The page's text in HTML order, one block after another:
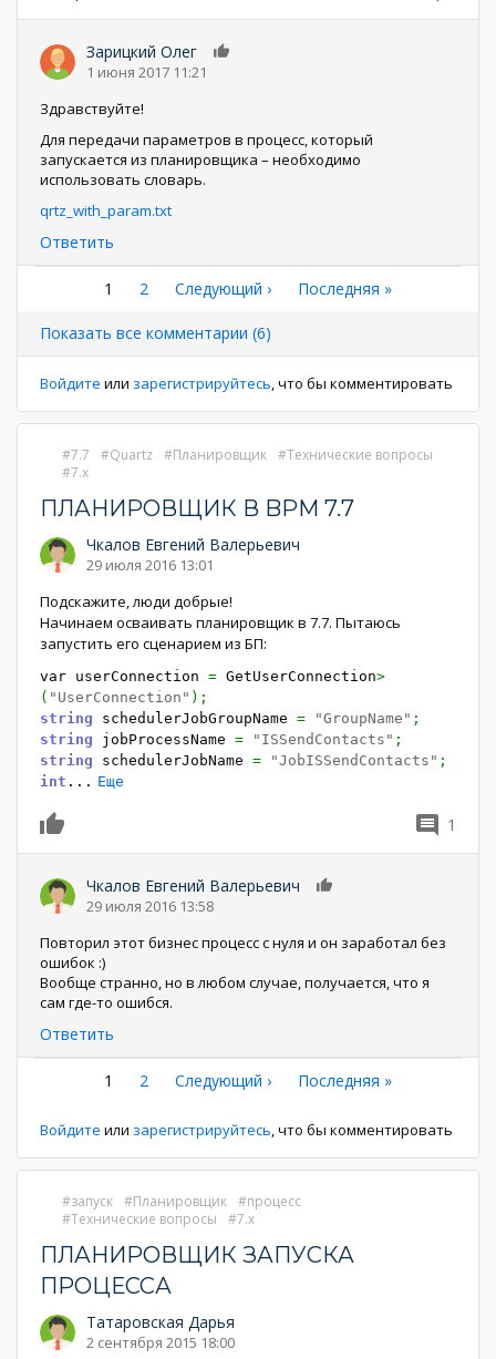
Зарицкий Олег
1 июня 2017 11:21
Здравствуйте!
Для передачи параметров в процесс, который
запускается из планировщика – необходимо
использовать словарь.
qrtz_with_param.txt
Ответить
Нумерация
страниц
Текущая
1 Страница
2
Следующая
Следующий ›
Последняя
Последняя »
Показать все комментарии (6)
Войдите или зарегистрируйтесь, что бы комментировать
7.7 Quartz Планировщик
Технические вопросы
7.x
ПЛАНИРОВЩИК В BPM 7.7
Чкалов Евгений Валерьевич
29 июля 2016 13:01
Подскажите, люди добрые!
Начинаем осваивать планировщик в 7.7. Пытаюсь
запустить его сценарием из БП:
var userConnection = GetUserConnection>
( "UserConnection" ) ;
string schedulerJobGroupName = "GroupName" ;
string jobProcessName = "ISSendContacts" ;
string schedulerJobName = "JobISSendContacts" ;
int ... Еще
1
Чкалов Евгений Валерьевич
29 июля 2016 13:58
Повторил этот бизнес процесс с нуля и он заработал без
ошибок :)
Вообще странно, но в любом случае, получается, что я
сам где-то ошибся.
Ответить
Нумерация
страниц
Текущая
1 Страница
2
Следующая
Следующий ›
Последняя
Последняя »
Войдите или зарегистрируйтесь, что бы комментировать
запуск Планировщик
процесс
Технические вопросы
7.x
ПЛАНИРОВЩИК ЗАПУСКА
ПРОЦЕССА
Татаровская Дарья
2 сентября 2015 18:00